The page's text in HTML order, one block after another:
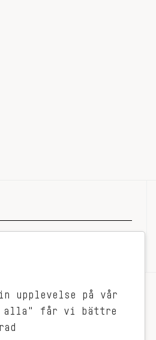
OM OSS
upplevelse på vår
alla" får vi bättre